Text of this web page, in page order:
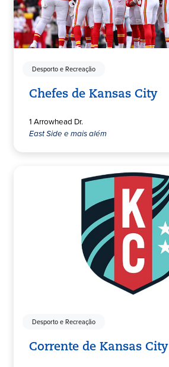
Desporto e Recreação
Chefes de Kansas City
1 Arrowhead Dr.
East Side e mais além
Desporto e Recreação
Corrente de Kansas City